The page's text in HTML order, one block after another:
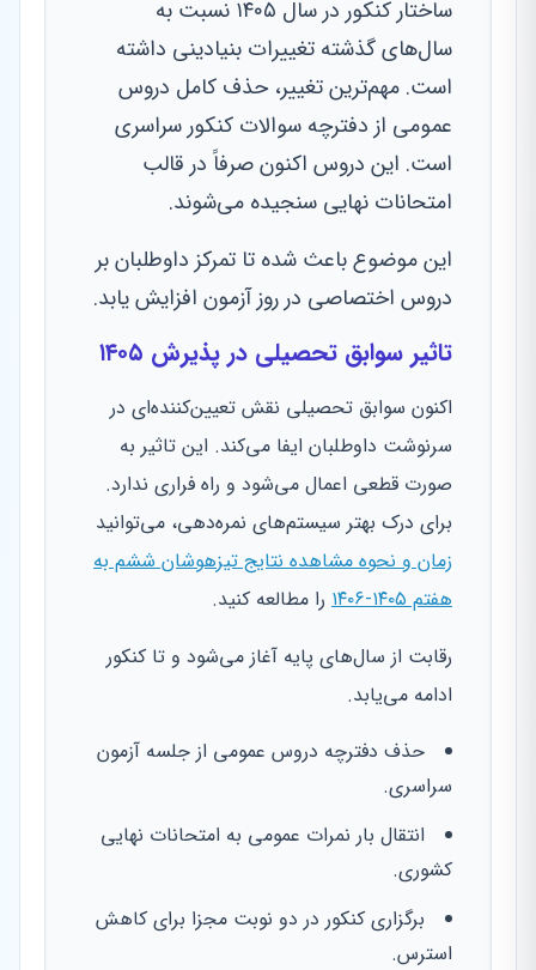
ساختار کنکور در سال ۱۴۰۵ نسبت به
سال‌های گذشته تغییرات بنیادینی داشته
است. مهم‌ترین تغییر، حذف کامل دروس
عمومی از دفترچه سوالات کنکور سراسری
است. این دروس اکنون صرفاً در قالب
امتحانات نهایی سنجیده می‌شوند.
این موضوع باعث شده تا تمرکز داوطلبان بر
دروس اختصاصی در روز آزمون افزایش یابد.
تاثیر سوابق تحصیلی در پذیرش ۱۴۰۵
اکنون سوابق تحصیلی نقش تعیین‌کننده‌ای در
سرنوشت داوطلبان ایفا می‌کند. این تاثیر به
صورت قطعی اعمال می‌شود و راه فراری ندارد.
برای درک بهتر سیستم‌های نمره‌دهی، می‌توانید
زمان و نحوه مشاهده نتایج تیزهوشان ششم به
هفتم ۱۴۰۵-۱۴۰۶
را مطالعه کنید.
رقابت از سال‌های پایه آغاز می‌شود و تا کنکور
ادامه می‌یابد.
حذف دفترچه دروس عمومی از جلسه آزمون
سراسری.
انتقال بار نمرات عمومی به امتحانات نهایی
کشوری.
برگزاری کنکور در دو نوبت مجزا برای کاهش
استرس.